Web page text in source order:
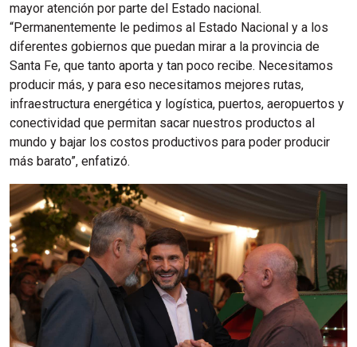
mayor atención por parte del Estado nacional.
“Permanentemente le pedimos al Estado Nacional y a los
diferentes gobiernos que puedan mirar a la provincia de
Santa Fe, que tanto aporta y tan poco recibe. Necesitamos
producir más, y para eso necesitamos mejores rutas,
infraestructura energética y logística, puertos, aeropuertos y
conectividad que permitan sacar nuestros productos al
mundo y bajar los costos productivos para poder producir
más barato”, enfatizó.